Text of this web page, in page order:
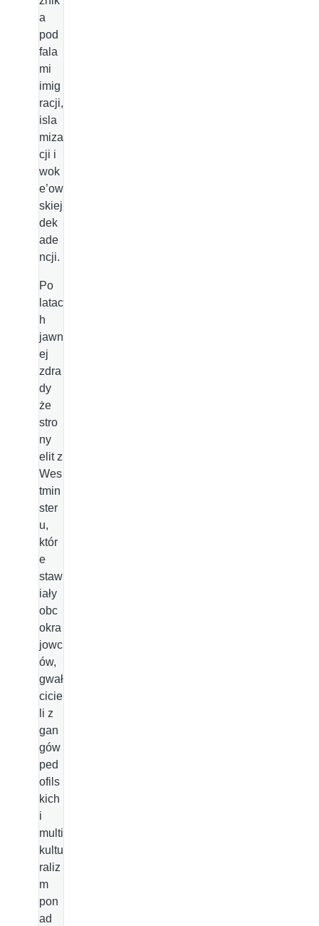
a
pod
fala
mi
imig
racji,
isla
miza
cji i
wok
e’ow
skiej
dek
ade
ncji.
Po
latac
h
jawn
ej
zdra
dy
że
stro
ny
elit z
Wes
tmin
ster
u,
któr
e
staw
iały
obc
okra
jowc
ów,
gwał
cicie
li z
gan
gów
ped
ofils
kich
i
multi
kultu
raliz
m
pon
ad